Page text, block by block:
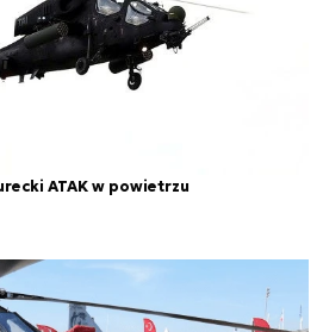
ATAK w powietrzu